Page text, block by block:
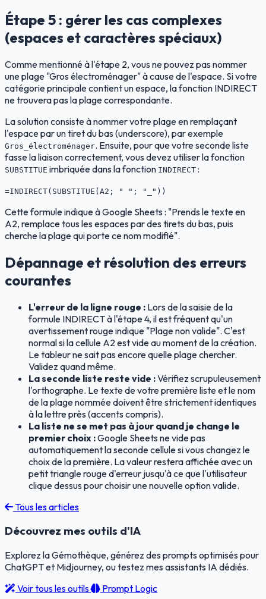
Étape 5 : gérer les cas complexes
(espaces et caractères spéciaux)
Comme mentionné à l'étape 2, vous ne pouvez pas nommer
une plage "Gros électroménager" à cause de l'espace. Si votre
catégorie principale contient un espace, la fonction INDIRECT
ne trouvera pas la plage correspondante.
La solution consiste à nommer votre plage en remplaçant
l'espace par un tiret du bas (underscore), par exemple
Gros_électroménager. Ensuite, pour que votre seconde liste
fasse la liaison correctement, vous devez utiliser la fonction
SUBSTITUE imbriquée dans la fonction INDIRECT :
=INDIRECT(SUBSTITUE(A2; " "; "_"))
Cette formule indique à Google Sheets : "Prends le texte en
A2, remplace tous les espaces par des tirets du bas, puis
cherche la plage qui porte ce nom modifié".
Dépannage et résolution des erreurs
courantes
L'erreur de la ligne rouge : Lors de la saisie de la
formule INDIRECT à l'étape 4, il est fréquent qu'un
avertissement rouge indique "Plage non valide". C'est
normal si la cellule A2 est vide au moment de la création.
Le tableur ne sait pas encore quelle plage chercher.
Validez quand même.
La seconde liste reste vide :Vérifiez scrupuleusement
l'orthographe. Le texte de votre première liste et le nom
de la plage nommée doivent être strictement identiques
à la lettre près (accents compris).
La liste ne se met pas à jour quand je change le
premier choix :Google Sheets ne vide pas
automatiquement la seconde cellule si vous changez le
choix de la première. La valeur restera affichée avec un
petit triangle rouge d'erreur jusqu'à ce que l'utilisateur
clique dessus pour choisir une nouvelle option valide.
Tous les articles
Découvrez mes outils d'IA
Explorez la Gémothèque, générez des prompts optimisés pour
ChatGPT et Midjourney, ou testez mes assistants IA dédiés.
Voir tous les outils
Prompt Logic